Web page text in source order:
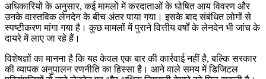
अधिकारियों के अनुसार, कई मामलों में करदाताओं के घोषित आय विवरण और
उनके वास्तविक लेनदेन के बीच अंतर पाया गया। इसके बाद संबंधित लोगों से
स्पष्टीकरण मांगा गया है। कुछ मामलों में पुराने वित्तीय वर्षों के लेनदेन भी जांच के
दायरे में लाए जा रहे हैं।
विशेषज्ञों का मानना है कि यह केवल एक बार की कार्रवाई नहीं है, बल्कि सरकार
की व्यापक अनुपालन रणनीति का हिस्सा है। आने वाले समय में डिजिटल